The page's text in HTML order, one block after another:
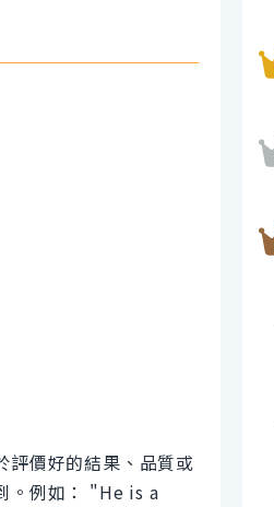
評價好的結果、品質或
。例如： "He is a